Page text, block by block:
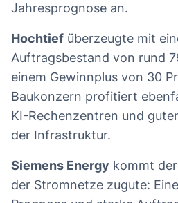
Jahresprognose an.
Hochtief überzeugte mit
Auftragsbestand von rund
einem Gewinnplus von 30
Baukonzern profitiert
KI-Rechenzentren und
der Infrastruktur.
Siemens Energy kommt
der Stromnetze zugute: